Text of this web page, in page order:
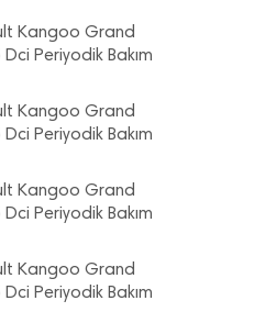
Kangoo Grand
Periyodik Bakım
Kangoo Grand
Periyodik Bakım
Kangoo Grand
Periyodik Bakım
Kangoo Grand
Periyodik Bakım